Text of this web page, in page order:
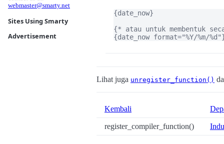
webmaster@smarty.net
Sites Using Smarty
Advertisement
{date_now}
{* atau untuk membentuk
{date_now format="%Y/%m/
Lihat juga unregister_function()
Kembali
register_compiler_function()